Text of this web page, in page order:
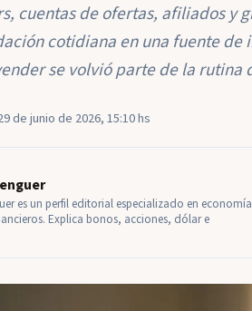
cuentas de ofertas, afiliados y
cotidiana en una fuente de
se volvió parte de la
de junio de 2026, 15:10 hs
es un perfil editorial especializado en economía
Explica bonos, acciones, dólar e